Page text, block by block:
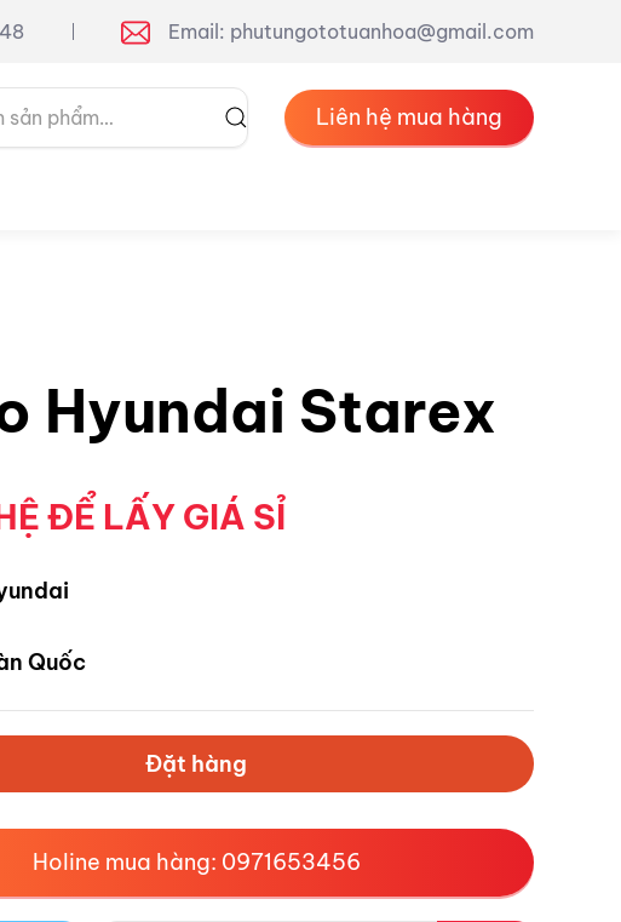
Email: phutungototuanhoa@gmail.com
Liên hệ mua hàng
Hyundai Starex
ĐỂ LẤY GIÁ SỈ
Quốc
Đặt hàng
Holine mua hàng: 0971653456